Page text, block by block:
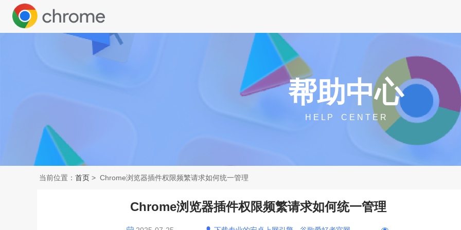
帮助中心
H E L P C E N T E R
当前位置： 首页 > Chrome浏览器插件权限频繁请求如何统一管理
Chrome浏览器插件权限频繁请求如何统一管理